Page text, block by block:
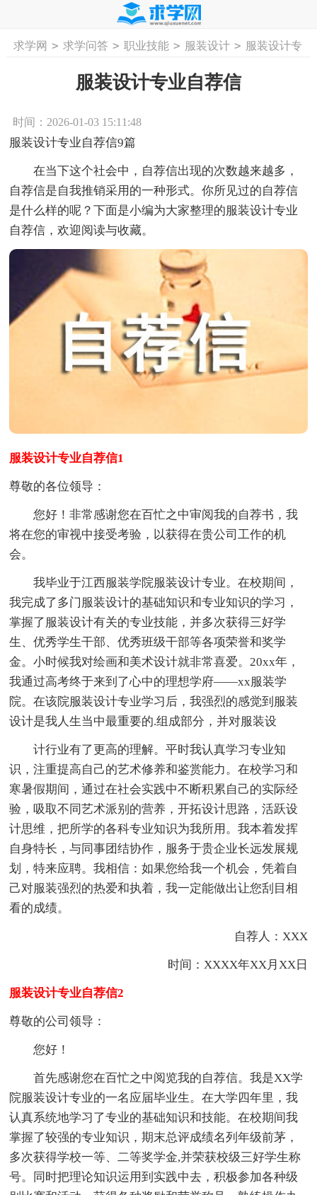
首页 工作计划 活动计划 学习计划
求学网 > 求学问答 > 职业技能 > 服装设计 > 服装设计专
服装设计专业自荐信
时间：2026-01-03 15:11:48
服装设计专业自荐信9篇
在当下这个社会中，自荐信出现的次数越来越多，
自荐信是自我推销采用的一种形式。你所见过的自荐信
是什么样的呢？下面是小编为大家整理的服装设计专业
自荐信，欢迎阅读与收藏。
服装设计专业自荐信1
尊敬的各位领导：
您好！非常感谢您在百忙之中审阅我的自荐书，我
将在您的审视中接受考验，以获得在贵公司工作的机
会。
我毕业于江西服装学院服装设计专业。在校期间，
我完成了多门服装设计的基础知识和专业知识的学习，
掌握了服装设计有关的专业技能，并多次获得三好学
生、优秀学生干部、优秀班级干部等各项荣誉和奖学
金。小时候我对绘画和美术设计就非常喜爱。20xx年，
我通过高考终于来到了心中的理想学府——xx服装学
院。在该院服装设计专业学习后，我强烈的感觉到服装
设计是我人生当中最重要的.组成部分，并对服装设
计行业有了更高的理解。平时我认真学习专业知
识，注重提高自己的艺术修养和鉴赏能力。在校学习和
寒暑假期间，通过在社会实践中不断积累自己的实际经
验，吸取不同艺术派别的营养，开拓设计思路，活跃设
计思维，把所学的各科专业知识为我所用。我本着发挥
自身特长，与同事团结协作，服务于贵企业长远发展规
划，特来应聘。我相信：如果您给我一个机会，凭着自
己对服装强烈的热爱和执着，我一定能做出让您刮目相
看的成绩。
自荐人：XXX
时间：XXXX年XX月XX日
服装设计专业自荐信2
尊敬的公司领导：
您好！
首先感谢您在百忙之中阅览我的自荐信。我是XX学
院服装设计专业的一名应届毕业生。在大学四年里，我
认真系统地学习了专业的基础知识和技能。在校期间我
掌握了较强的专业知识，期末总评成绩名列年级前茅，
多次获得学校一等、二等奖学金,并荣获校级三好学生称
号。同时把理论知识运用到实践中去，积极参加各种级